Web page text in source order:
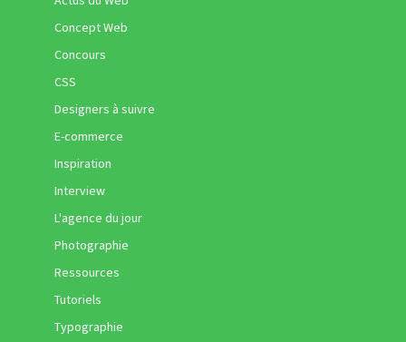
Concept Web
Concours
CSS
Designers à suivre
E-commerce
Inspiration
Interview
L'agence du jour
Photographie
Ressources
Tutoriels
Typographie